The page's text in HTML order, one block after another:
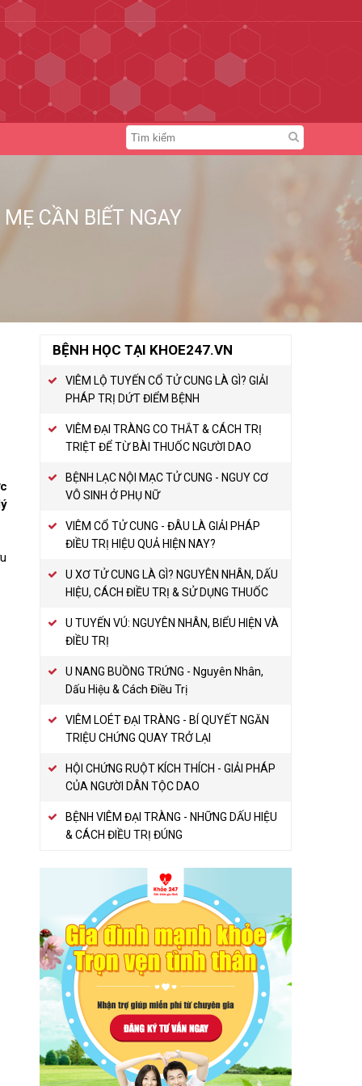
CẦN BIẾT NGAY
BỆNH HỌC TẠI KHOE247.VN
VIÊM LỘ TUYẾN CỔ TỬ CUNG LÀ GÌ? GIẢI
PHÁP TRỊ DỨT ĐIỂM BỆNH
VIÊM ĐẠI TRÀNG CO THẮT & CÁCH TRỊ
TRIỆT ĐỂ TỪ BÀI THUỐC NGƯỜI DAO
BỆNH LẠC NỘI MẠC TỬ CUNG - NGUY CƠ
VÔ SINH Ở PHỤ NỮ
VIÊM CỔ TỬ CUNG - ĐÂU LÀ GIẢI PHÁP
ĐIỀU TRỊ HIỆU QUẢ HIỆN NAY?
U XƠ TỬ CUNG LÀ GÌ? NGUYÊN NHÂN, DẤU
HIỆU, CÁCH ĐIỀU TRỊ & SỬ DỤNG THUỐC
U TUYẾN VÚ: NGUYÊN NHÂN, BIỂU HIỆN VÀ
ĐIỀU TRỊ
U NANG BUỒNG TRỨNG - Nguyên Nhân,
Dấu Hiệu & Cách Điều Trị
VIÊM LOÉT ĐẠI TRÀNG - BÍ QUYẾT NGĂN
TRIỆU CHỨNG QUAY TRỞ LẠI
HỘI CHỨNG RUỘT KÍCH THÍCH - GIẢI PHÁP
CỦA NGƯỜI DÂN TỘC DAO
BỆNH VIÊM ĐẠI TRÀNG - NHỮNG DẤU HIỆU
& CÁCH ĐIỀU TRỊ ĐÚNG